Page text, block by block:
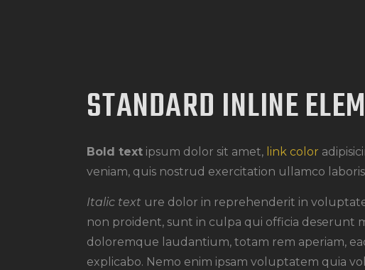
STANDARD INLINE
Bold text ipsum dolor sit amet, link color
veniam, quis nostrud exercitation ullamco
Italic text ure dolor in reprehenderit in
non proident, sunt in culpa qui officia deserunt
doloremque laudantium, totam rem aperiam,
explicabo. Nemo enim ipsam voluptatem quia